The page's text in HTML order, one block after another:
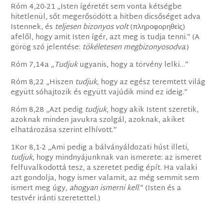
Róm 4,20-21 „Isten ígéretét sem vonta kétségbe
hitetlenül, sőt megerősödött a hitben dicsőséget adva
Istennek, és teljesen bizonyos volt(πληροφορηθεὶς)
afelől, hogy amit Isten ígér, azt meg is tudja tenni.” (A
görög szó jelentése: tökéletesen megbizonyosodva.)
Róm 7,14a „Tudjukugyanis, hogy a törvény lelki…”
Róm 8,22 „Hiszen tudjuk, hogy az egész teremtett világ
együtt sóhajtozik és együtt vajúdik mind ez ideig.”
Róm 8,28 „Azt pedig tudjuk, hogy akik Istent szeretik,
azoknak minden javukra szolgál, azoknak, akiket
elhatározása szerint elhívott.”
1Kor 8,1-2 „Ami pedig a bálványáldozati húst illeti,
tudjuk, hogy mindnyájunknak van ismerete: az ismeret
felfuvalkodottá tesz, a szeretet pedig épít. Ha valaki
azt gondolja, hogy ismer valamit, az még semmit sem
ismert meg úgy, ahogyan ismerni kell.” (Isten és a
testvér iránti szeretettel.)